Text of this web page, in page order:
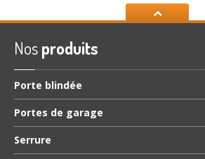
Nosproduits
Porte blindée
Portes de garage
Serrure